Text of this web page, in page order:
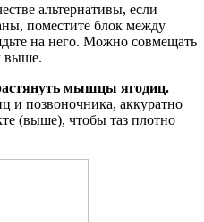
альтернативы, если
поместите блок между
на него. Можно совмещать
выше.
мышцы ягодиц.
и позвоночника, аккуратно
(выше), чтобы таз плотно